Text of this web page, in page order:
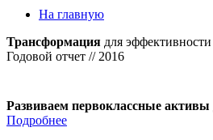
На главную
Трансформация для эффективности
Годовой отчет // 2016
Развиваем первоклассные активы
Подробнее